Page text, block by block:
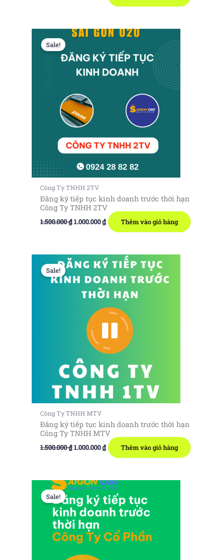
hiện
1.000.000 ₫.
Sale!
Công Ty TNHH 2TV
Đăng ký tiếp tục kinh doanh trước thời hạn
Công Ty TNHH 2TV
1.500.000₫Giá
1.000.000₫Giá
hiện
1.000.000 ₫.
Thêm vào giỏ hàng
Sale!
Công Ty TNHH MTV
Đăng ký tiếp tục kinh doanh trước thời hạn
Công Ty TNHH MTV
1.500.000₫Giá
1.000.000₫Giá
hiện
1.000.000 ₫.
Thêm vào giỏ hàng
Sale!